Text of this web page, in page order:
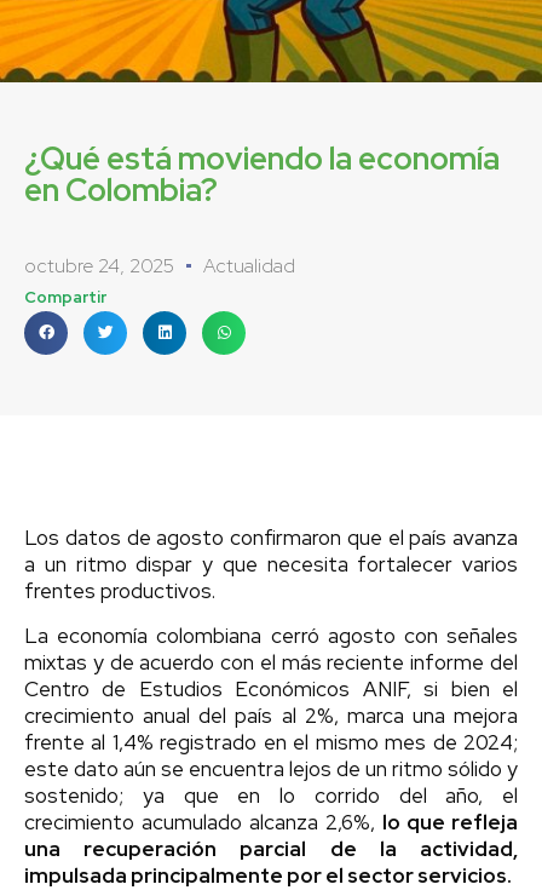
¿Qué está moviendo la economía
en Colombia?
octubre 24, 2025 Actualidad
Compartir
Los datos de agosto confirmaron que el país avanza
a un ritmo dispar y que necesita fortalecer varios
frentes productivos.
La economía colombiana cerró agosto con señales
mixtas y de acuerdo con el más reciente informe del
Centro de Estudios Económicos ANIF, si bien el
crecimiento anual del país al 2%, marca una mejora
frente al 1,4% registrado en el mismo mes de 2024;
este dato aún se encuentra lejos de un ritmo sólido y
sostenido; ya que en lo corrido del año, el
crecimiento acumulado alcanza 2,6%, lo que refleja
una recuperación parcial de la actividad,
impulsada principalmente por el sector servicios.